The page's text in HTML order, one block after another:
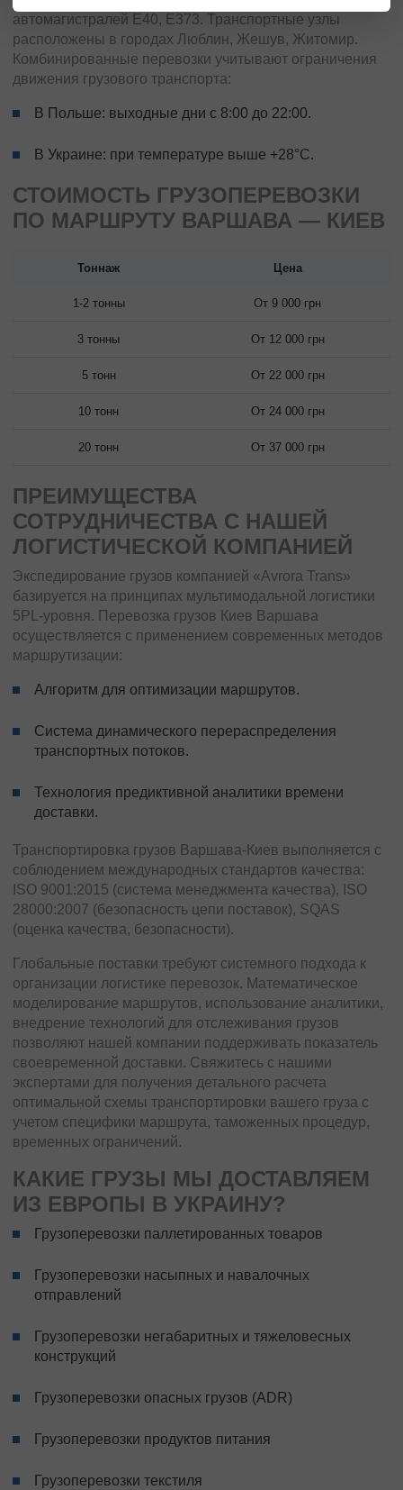
автомагистралей E40, E373. Транспортные узлы
расположены в городах Люблин, Жешув, Житомир.
Комбинированные перевозки учитывают ограничения
движения грузового транспорта:
В Польше: выходные дни с 8:00 до 22:00.
В Украине: при температуре выше +28°С.
СТОИМОСТЬ ГРУЗОПЕРЕВОЗКИ
ПО МАРШРУТУ ВАРШАВА — КИЕВ
Тоннаж Цена
1-2 тонны От 9 000 грн
3 тонны От 12 000 грн
5 тонн От 22 000 грн
10 тонн От 24 000 грн
20 тонн От 37 000 грн
ПРЕИМУЩЕСТВА
СОТРУДНИЧЕСТВА С НАШЕЙ
ЛОГИСТИЧЕСКОЙ КОМПАНИЕЙ
Экспедирование грузов компанией «Avrora Trans»
базируется на принципах мультимодальной логистики
5PL-уровня. Перевозка грузов Киев Варшава
осуществляется с применением современных методов
маршрутизации:
Алгоритм для оптимизации маршрутов.
Система динамического перераспределения
транспортных потоков.
Технология предиктивной аналитики времени
доставки.
Транспортировка грузов Варшава-Киев выполняется с
соблюдением международных стандартов качества:
ISO 9001:2015 (система менеджмента качества), ISO
28000:2007 (безопасность цепи поставок), SQAS
(оценка качества, безопасности).
Глобальные поставки требуют системного подхода к
организации логистике перевозок. Математическое
моделирование маршрутов, использование аналитики,
внедрение технологий для отслеживания грузов
позволяют нашей компании поддерживать показатель
своевременной доставки. Свяжитесь с нашими
экспертами для получения детального расчета
оптимальной схемы транспортировки вашего груза с
учетом специфики маршрута, таможенных процедур,
временных ограничений.
КАКИЕ ГРУЗЫ МЫ ДОСТАВЛЯЕМ
ИЗ ЕВРОПЫ В УКРАИНУ?
Грузоперевозки паллетированных товаров
Грузоперевозки насыпных и навалочных
отправлений
Грузоперевозки негабаритных и тяжеловесных
конструкций
Грузоперевозки опасных грузов (ADR)
Грузоперевозки продуктов питания
Грузоперевозки текстиля